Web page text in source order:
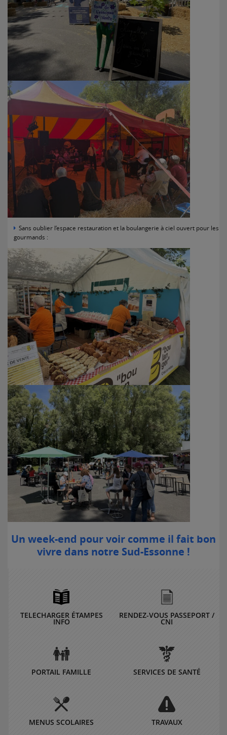
Sans oublier l’espace restauration et la boulangerie à ciel ouvert pour les
gourmands :
Un week-end pour voir comme il fait bon
vivre dans notre Sud-Essonne !
TELECHARGER ÉTAMPES
INFO
RENDEZ-VOUS PASSEPORT /
CNI
PORTAIL FAMILLE SERVICES DE SANTÉ
MENUS SCOLAIRES TRAVAUX